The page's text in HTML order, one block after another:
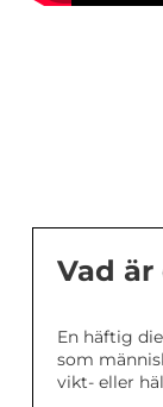
Vad
En häftig
som
vikt- eller